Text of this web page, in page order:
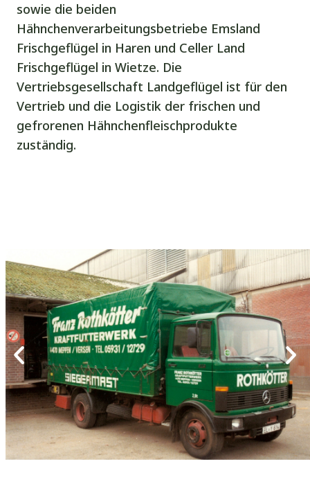
sowie die beiden
Hähnchenverarbeitungsbetriebe Emsland
Frischgeflügel in Haren und Celler Land
Frischgeflügel in Wietze. Die
Vertriebsgesellschaft Landgeflügel ist für den
Vertrieb und die Logistik der frischen und
gefrorenen Hähnchenfleischprodukte
zuständig.